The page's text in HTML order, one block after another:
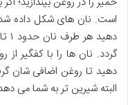
است. نان های شکل داده شده
گردد. نان ها را با کفگیر
دهید تا روغن اضافی شان
البته شیرین تر به شما می